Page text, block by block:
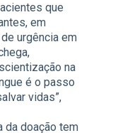
que
em
urgência em
na
é o passo
vidas”,
da doação tem